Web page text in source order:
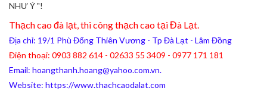
NHƯ Ý "!
Thạch cao đà lạt, thi công thạch cao tại Đà Lạt.
Địa chỉ: 19/1 Phù Đổng Thiên Vương - Tp Đà Lạt - Lâm Đồng
Điện thoại: 0903 882 614 - 02633 55 3409 - 0977 171 181
Email: hoangthanh.hoang@yahoo.com.vn.
Website: https://www.thachcaodalat.com